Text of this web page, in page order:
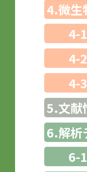
4.微生
4-
4-
4-
5.文献
6.解析
6-